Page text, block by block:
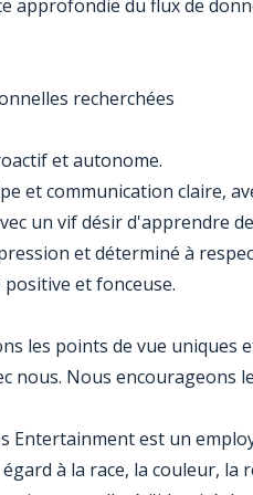
approfondie du flux de
recherchées
et autonome.
et communication claire,
un vif désir d'apprendre
et déterminé à
positive et fonceuse.
les points de vue uniques
nous. Nous encourageons
Entertainment est un
à la race, la couleur,